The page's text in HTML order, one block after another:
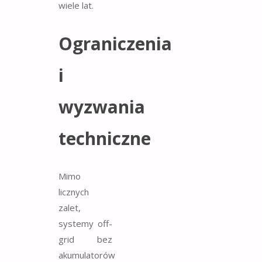
wiele lat.
Ograniczenia
i
wyzwania
techniczne
Mimo
licznych
zalet,
systemy off-
grid bez
akumulatorów